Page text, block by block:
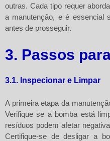
outras. Cada tipo requer
a manutenção, e é essencial
antes de prosseguir.
3. Passos
3.1. Inspecionar e Limpar
A primeira etapa da
Verifique se a bomba está
resíduos podem afetar
Certifique-se de desligar a